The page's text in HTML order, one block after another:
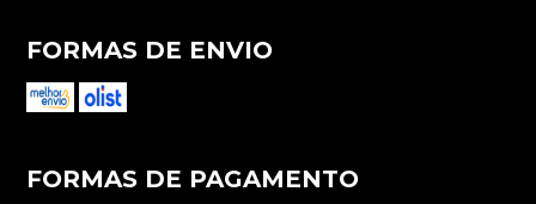
FORMAS DE ENVIO
FORMAS DE PAGAMENTO